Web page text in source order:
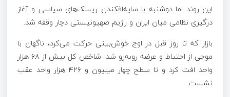
این روند اما دوشنبه با سایه‌افکندن ریسک‌های سیاسی و آغاز
درگیری نظامی میان ایران و رژیم صهیونیستی دچار وقفه شد.
بازار که تا روز قبل در اوج خوش‌بینی حرکت می‌کرد، ناگهان با
موجی از احتیاط و عرضه روبه‌رو شد. شاخص کل بیش از ۶۸ هزار
واحد افت کرد و تا سطح چهار میلیون و ۴۲۶ هزار واحد عقب
نشست.